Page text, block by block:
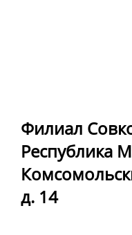
Филиал
Республика
д. 14